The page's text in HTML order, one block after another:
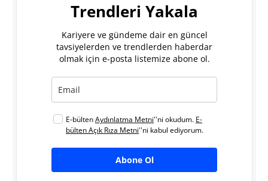
Trendleri Yakala
Kariyere ve gündeme dair en güncel
tavsiyelerden ve trendlerden haberdar
olmak için e-posta listemize abone ol.
E-bültenAydınlatma Metni''ni okudum. E-
bülten Açık Rıza Metni''ni kabul ediyorum.
Abone Ol